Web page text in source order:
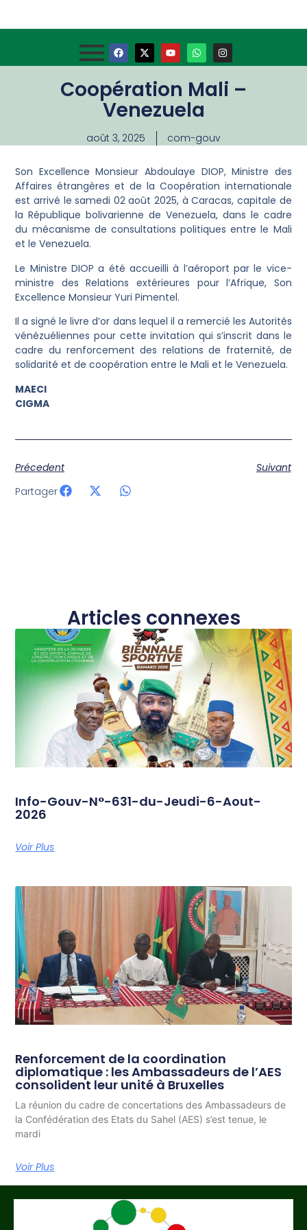
Coopération Mali –
Venezuela
août 3, 2025 com-gouv
Son Excellence Monsieur Abdoulaye DIOP, Ministre des
Affaires étrangères et de la Coopération internationale
est arrivé le samedi 02 août 2025, à Caracas, capitale de
la République bolivarienne de Venezuela, dans le cadre
du mécanisme de consultations politiques entre le Mali
et le Venezuela.
Le Ministre DIOP a été accueilli à l’aéroport par le vice-
ministre des Relations extérieures pour l’Afrique, Son
Excellence Monsieur Yuri Pimentel.
Il a signé le livre d’or dans lequel il a remercié les Autorités
vénézuéliennes pour cette invitation qui s’inscrit dans le
cadre du renforcement des relations de fraternité, de
solidarité et de coopération entre le Mali et le Venezuela.
MAECI
CIGMA
Précedent
Suivant
Partager
Articles connexes
Info-Gouv-N°-631-du-Jeudi-6-Aout-
2026
Voir Plus
Renforcement de la coordination
diplomatique : les Ambassadeurs de l’AES
consolident leur unité à Bruxelles
La réunion du cadre de concertations des Ambassadeurs de
la Confédération des Etats du Sahel (AES) s’est tenue, le
mardi
Voir Plus